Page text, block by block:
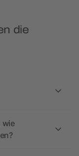
die
wie